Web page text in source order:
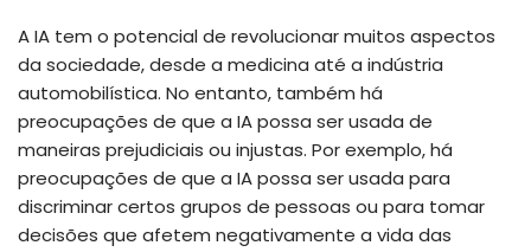
A IA tem o potencial de revolucionar muitos aspectos
da sociedade, desde a medicina até a indústria
automobilística. No entanto, também há
preocupações de que a IA possa ser usada de
maneiras prejudiciais ou injustas. Por exemplo, há
preocupações de que a IA possa ser usada para
discriminar certos grupos de pessoas ou para tomar
decisões que afetem negativamente a vida das